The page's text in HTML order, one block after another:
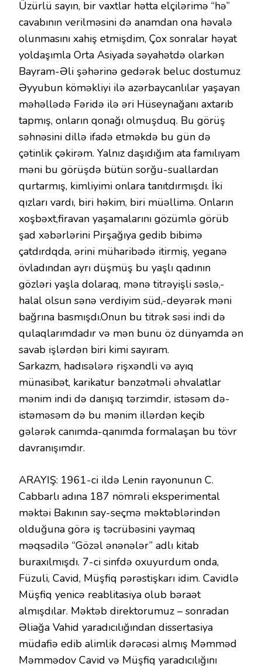
Üzürlü sayın, bir vaxtlar hətta elçilərimə “hə”
cavabının verilməsini də anamdan ona həvalə
olunmasını xahiş etmişdim, Çox sonralar həyat
yoldaşımla Orta Asiyada səyahətdə olarkən
Bayram-Əli şəhərinə gedərək beluc dostumuz
Əyyubun köməkliyi ilə azərbaycanlılar yaşayan
məhəllədə Fəridə ilə əri Hüseynağanı axtarıb
tapmış, onların qonağı olmuşduq. Bu görüş
səhnəsini dillə ifadə etməkdə bu gün də
çətinlik çəkirəm. Yalnız daşıdığım ata famılıyam
məni bu görüşdə bütün sorğu-suallardan
qurtarmış, kimliyimi onlara tanıtdırmışdı. İki
qızları vardı, biri həkim, biri müəllimə. Onların
xoşbəxt,firavan yaşamalarını gözümlə görüb
şad xəbərlərini Pirşağıya gedib bibimə
çatdırdqda, ərini müharibədə itirmiş, yeganə
övladından ayrı düşmüş bu yaşlı qadının
gözləri yaşla dolaraq, mənə titrəyişli səslə,-
halal olsun sənə verdiyim süd,-deyərək məni
bağrına basmışdı.Onun bu titrək səsi indi də
qulaqlarımdadır və mən bunu öz dünyamda ən
savab işlərdən biri kimi sayıram.
Sarkazm, hadısələrə rişxəndli və ayıq
münasibət, karikatur bənzətməli əhvalatlar
mənim indi də danışıq tərzimdir, istəsəm də-
istəməsəm də bu mənim illərdən keçib
gələrək canımda-qanımda formalaşan bu tövr
davranışımdır.
ARAYIŞ: 1961-ci ildə Lenin rayonunun C.
Cabbarlı adına 187 nömrəli eksperimental
məktəi Bakının say-seçmə məktəblərindən
olduğuna görə iş təcrübəsini yaymaq
məqsədilə “Gözəl ənənələr” adlı kitab
buraxılmışdı. 7-ci sinfdə oxuyurdum onda,
Füzuli, Cavid, Müşfiq pərəstişkarı idim. Cavidlə
Müşfiq yenicə reablitasiya olub bəraət
almışdılar. Məktəb direktorumuz – sonradan
Əliağa Vahid yaradıcılığından dissertasiya
müdafiə edib alimlik dərəcəsi almış Məmməd
Məmmədov Cavid və Müşfiq yaradıcılığını